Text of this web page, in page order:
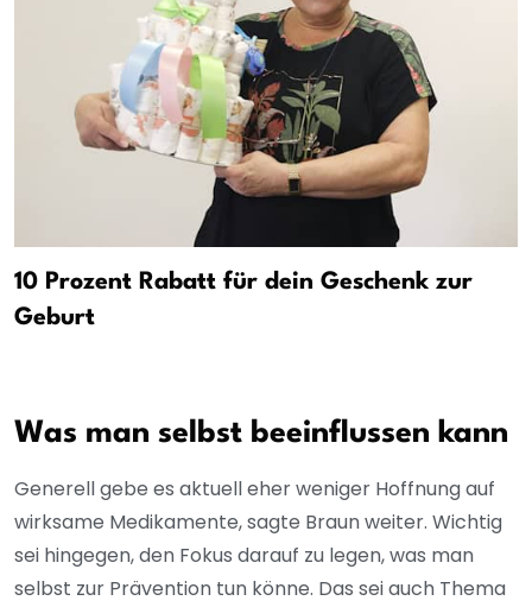
10 Prozent Rabatt für dein Geschenk zur
Geburt
Was man selbst beeinflussen kann
Generell gebe es aktuell eher weniger Hoffnung auf
wirksame Medikamente, sagte Braun weiter. Wichtig
sei hingegen, den Fokus darauf zu legen, was man
selbst zur Prävention tun könne. Das sei auch Thema